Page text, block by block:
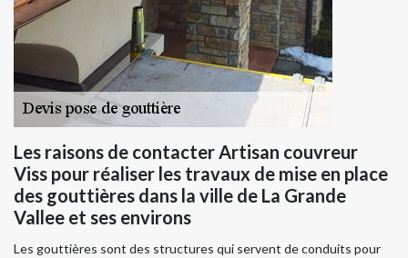
Les raisons de contacter Artisan couvreur
Viss pour réaliser les travaux de mise en place
des gouttières dans la ville de La Grande
Vallee et ses environs
Les gouttières sont des structures qui servent de conduits pour